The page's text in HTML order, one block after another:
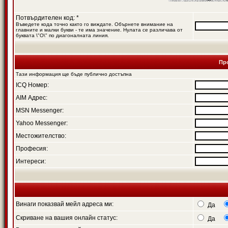
Потвърдителен код: *
Въведете кода точно както го виждате. Обърнете внимание на
главните и малки букви - те има значение. Нулата се различава от
буквата \"O\" по диагоналната линия.
Тази информация ще бъде публично достъпна
ICQ Номер:
AIM Адрес:
MSN Messenger:
Yahoo Messenger:
Местожителство:
Професия:
Интереси:
Винаги показвай мейл адреса ми:
Да
Скриване на вашия онлайн статус:
Да